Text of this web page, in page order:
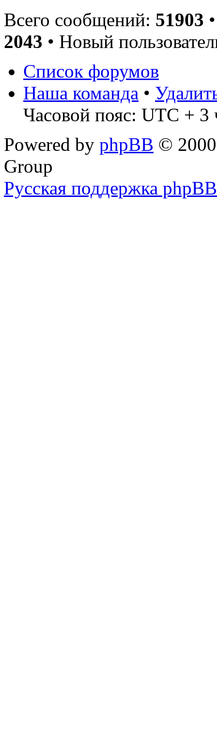
Всего сообщений: 51903
2043 • Новый
Список форумов
Наша команда •
Часовой пояс: UTC + 3
Powered by phpBB ©
Group
Русская поддержка phpBB